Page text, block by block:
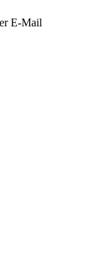
E-Mail